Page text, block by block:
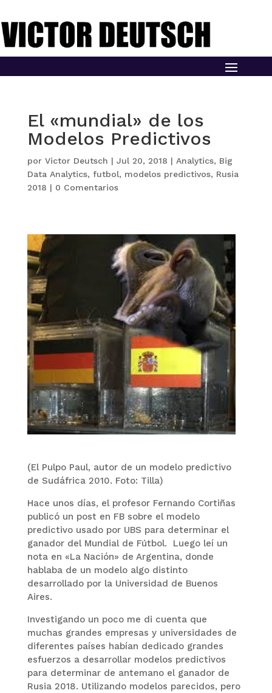
El «mundial» de los
Modelos Predictivos
por Victor Deutsch | Jul 20, 2018 | Analytics, Big
Data Analytics, futbol, modelos predictivos, Rusia
2018 | 0 Comentarios
(El Pulpo Paul, autor de un modelo predictivo
de Sudáfrica 2010. Foto: Tilla)
Hace unos días, el profesor Fernando Cortiñas
publicó un post en FB sobre el modelo
predictivo usado por UBS para determinar el
ganador del Mundial de Fútbol. Luego leí un
nota en «La Nación» de Argentina, donde
hablaba de un modelo algo distinto
desarrollado por la Universidad de Buenos
Aires.
Investigando un poco me di cuenta que
muchas grandes empresas y universidades de
diferentes países habían dedicado grandes
esfuerzos a desarrollar modelos predictivos
para determinar de antemano el ganador de
Rusia 2018. Utilizando modelos parecidos, pero